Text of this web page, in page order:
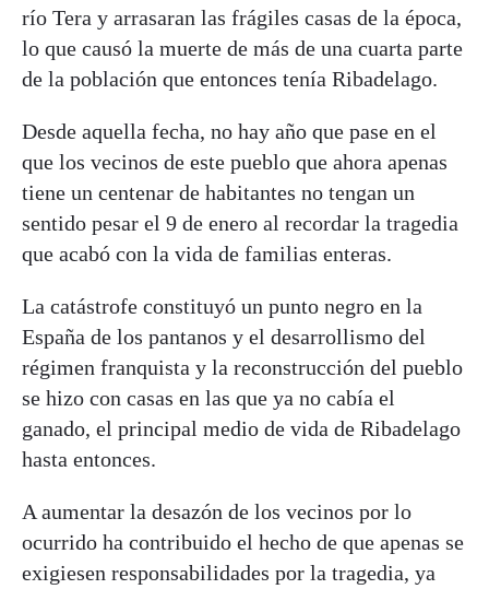
río Tera y arrasaran las frágiles casas de la época,
lo que causó la muerte de más de una cuarta parte
de la población que entonces tenía Ribadelago.
Desde aquella fecha, no hay año que pase en el
que los vecinos de este pueblo que ahora apenas
tiene un centenar de habitantes no tengan un
sentido pesar el 9 de enero al recordar la tragedia
que acabó con la vida de familias enteras.
La catástrofe constituyó un punto negro en la
España de los pantanos y el desarrollismo del
régimen franquista y la reconstrucción del pueblo
se hizo con casas en las que ya no cabía el
ganado, el principal medio de vida de Ribadelago
hasta entonces.
A aumentar la desazón de los vecinos por lo
ocurrido ha contribuido el hecho de que apenas se
exigiesen responsabilidades por la tragedia, ya